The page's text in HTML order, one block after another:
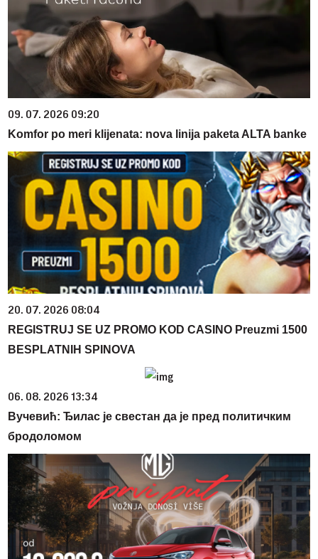
09. 07. 2026 09:20
Komfor po meri klijenata: nova linija paketa ALTA banke
20. 07. 2026 08:04
REGISTRUJ SE UZ PROMO KOD CASINO Preuzmi 1500
BESPLATNIH SPINOVA
06. 08. 2026 13:34
Вучевић: Ђилас је свестан да је пред политичким
бродоломом